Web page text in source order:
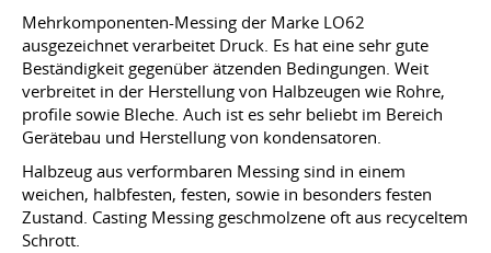
Mehrkomponenten-Messing der Marke LO62
ausgezeichnet verarbeitet Druck. Es hat eine sehr gute
Beständigkeit gegenüber ätzenden Bedingungen. Weit
verbreitet in der Herstellung von Halbzeugen wie Rohre,
profile sowie Bleche. Auch ist es sehr beliebt im Bereich
Gerätebau und Herstellung von kondensatoren.
Halbzeug aus verformbaren Messing sind in einem
weichen, halbfesten, festen, sowie in besonders festen
Zustand. Casting Messing geschmolzene oft aus recyceltem
Schrott.